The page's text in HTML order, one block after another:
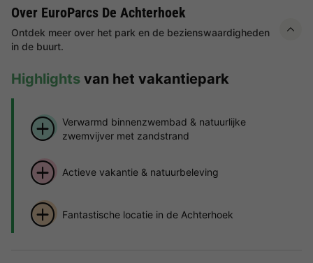
Over EuroParcs De Achterhoek
Ontdek meer over het park en de bezienswaardigheden
in de buurt.
Highlights van het vakantiepark
Verwarmd binnenzwembad & natuurlijke
zwemvijver met zandstrand
Actieve vakantie & natuurbeleving
Fantastische locatie in de Achterhoek